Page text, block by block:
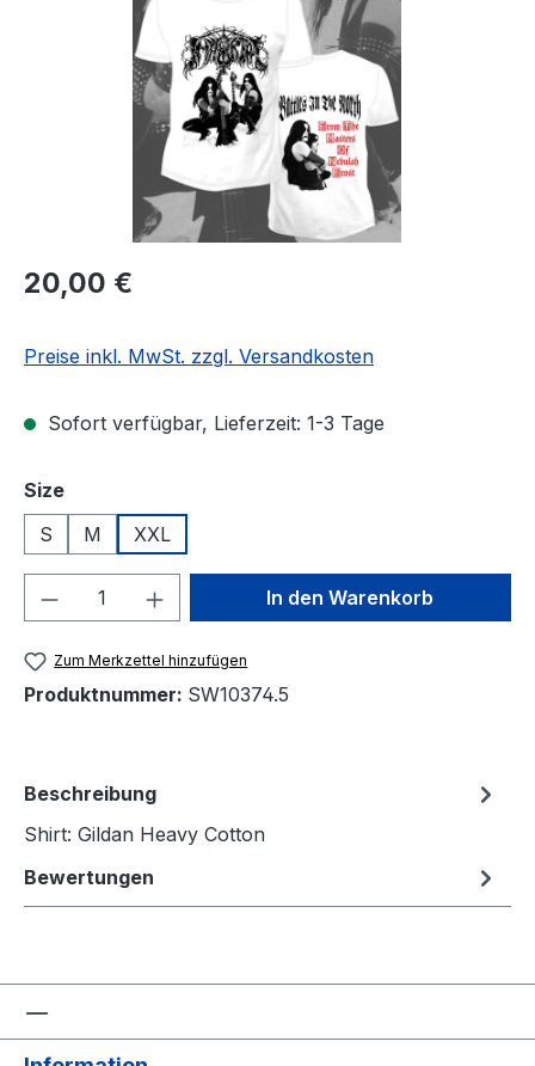
Regulärer Preis:
20,00 €
Preise inkl. MwSt. zzgl. Versandkosten
Sofort verfügbar, Lieferzeit: 1-3 Tage
Sizeauswählen
S
M XXL
Produkt Anzahl: Gib denIn den Warenkorb
Zum Merkzettel hinzufügen
Produktnummer: SW10374.5
Beschreibung
Shirt: Gildan Heavy Cotton
Bewertungen